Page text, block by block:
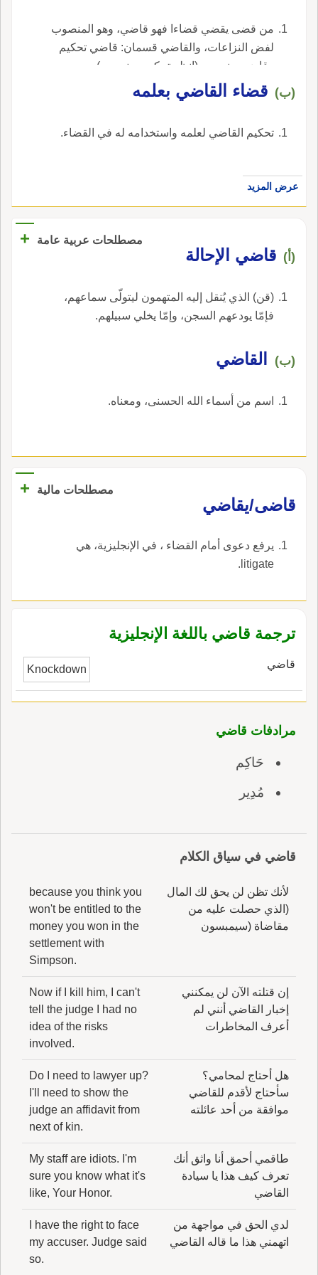
الرجل إذا أَكل القَضا وهو عَجَم الزبيب، قال ثعلب
وهو بالقاف؛ قاله ابن الأعرابي.
من قضى يقضي قضاءا فهو قاضي، وهو المنصوب
لفض النزاعات، والقاضي قسمان: قاضي تحكيم
وقاضي منصوب (انظر تحكيم، منصوب).
(ب) ‏قضاء القاضي بعلمه‏
‏تحكيم القاضي لعلمه واستخدامه له في القضاء‏.
عرض المزيد
مصطلحات عربية عامة +
(أ) قاضي الإحالة
(قن) الذي يُنقل إليه المتهمون ليتولّى سماعهم،
فإمّا يودعهم السجن، وإمّا يخلي سبيلهم.
(ب) القاضي
اسم من أسماء الله الحسنى، ومعناه.
مصطلحات مالية
+
قاضى/يقاضي
يرفع دعوى أمام القضاء ، في الإنجليزية، هي
litigate.
ترجمة قاضي باللغة الإنجليزية
قاضي Knockdown
مرادفات قاضي
حَاكِم
مُدِير
قاضي في سياق الكلام
لأنك تظن لن يحق لك المال
(الذي حصلت عليه من
مقاضاة (سيمبسون
because you think you
won't be entitled to the
money you won in the
settlement with
Simpson.
إن قتلته الآن لن يمكنني
إخبار القاضي أنني لم
أعرف المخاطرات
Now if I kill him, I can't
tell the judge I had no
idea of the risks
involved.
هل أحتاج لمحامي؟
سأحتاج لأقدم للقاضي
موافقة من أحد عائلته
Do I need to lawyer up?
I'll need to show the
judge an affidavit from
next of kin.
طاقمي أحمق أنا واثق أنك
تعرف كيف هذا يا سيادة
القاضي
My staff are idiots. I'm
sure you know what it's
like, Your Honor.
لدي الحق في مواجهة من
اتهمني هذا ما قاله القاضي
I have the right to face
my accuser. Judge said
so.